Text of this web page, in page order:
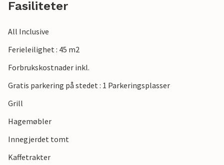
Fasiliteter
All Inclusive
Ferieleilighet : 45 m2
Forbrukskostnader inkl.
Gratis parkering på stedet : 1 Parkeringsplasser
Grill
Hagemøbler
Innegjerdet tomt
Kaffetrakter